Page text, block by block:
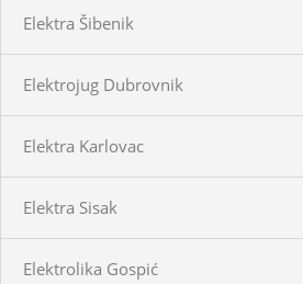
Elektra Šibenik
Elektrojug Dubrovnik
Elektra Karlovac
Elektra Sisak
Elektrolika Gospić